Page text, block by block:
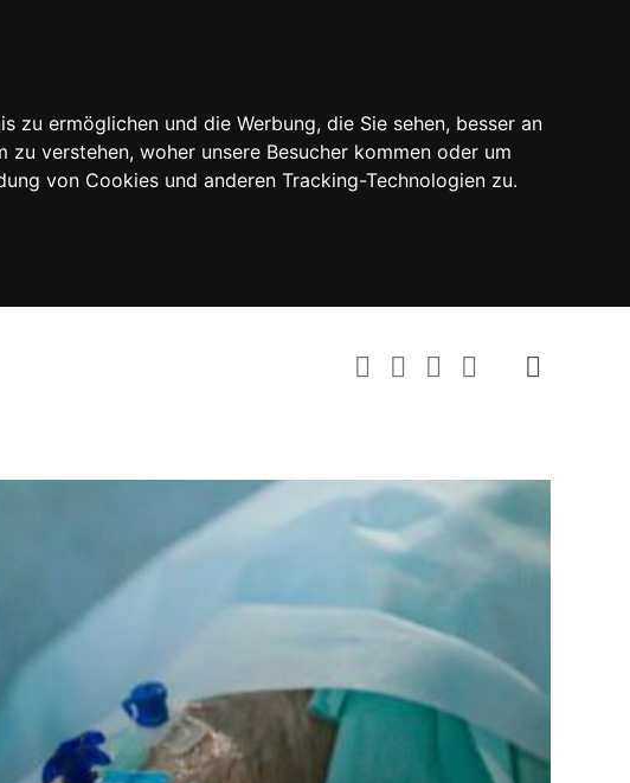
zu ermöglichen und die Werbung, die Sie sehen, besser an
verstehen, woher unsere Besucher kommen oder um
von Cookies und anderen Tracking-Technologien zu.